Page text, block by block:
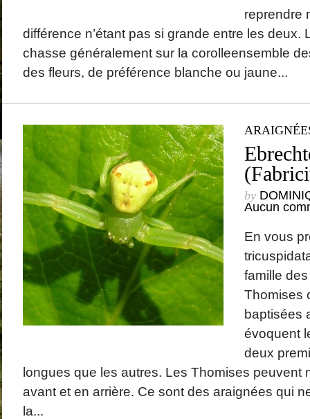
reprendre
différence n’étant pas si grande entre les deux.
chasse généralement sur la corolleensemble
des fleurs, de préférence blanche ou jaune...
by
Aucun
En vous
famille
Thomises
baptisées
évoquent
deux
longues que les autres. Les Thomises peuvent
avant et en arrière. Ce sont des araignées qui
la...